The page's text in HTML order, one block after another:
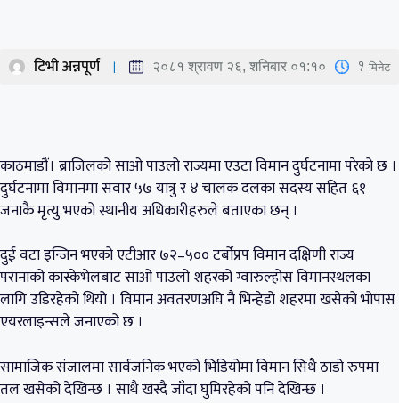
टिभी अन्नपूर्ण २०८१ श्रावण २६, शनिबार ०१:१० 1 मिनेट
काठमाडौं। ब्राजिलको साओ पाउलो राज्यमा एउटा विमान दुर्घटनामा परेको छ ।
दुर्घटनामा विमानमा सवार ५७ यात्रु र ४ चालक दलका सदस्य सहित ६१
जनाकै मृत्यु भएको स्थानीय अधिकारीहरुले बताएका छन् ।
दुई वटा इन्जिन भएको एटीआर ७२–५०० टर्बोप्रप विमान दक्षिणी राज्य
परानाको कास्केभेलबाट साओ पाउलो शहरको ग्वारुल्होस विमानस्थलका
लागि उडिरहेको थियो । विमान अवतरणअघि नै भिन्हेडो शहरमा खसेको भोपास
एयरलाइन्सले जनाएको छ ।
सामाजिक संजालमा सार्वजनिक भएको भिडियोमा विमान सिधै ठाडो रुपमा
तल खसेको देखिन्छ । साथै खस्दै जाँदा घुमिरहेको पनि देखिन्छ ।